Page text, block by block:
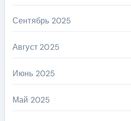
Сентябрь 2025
Август 2025
Июнь 2025
Май 2025